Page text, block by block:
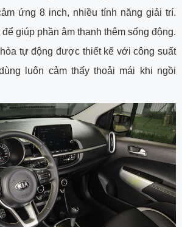
ứng 8 inch, nhiều tính năng giải trí.
giúp phần âm thanh thêm sống động.
tự động được thiết kế với công suất
luôn cảm thấy thoải mái khi ngồi